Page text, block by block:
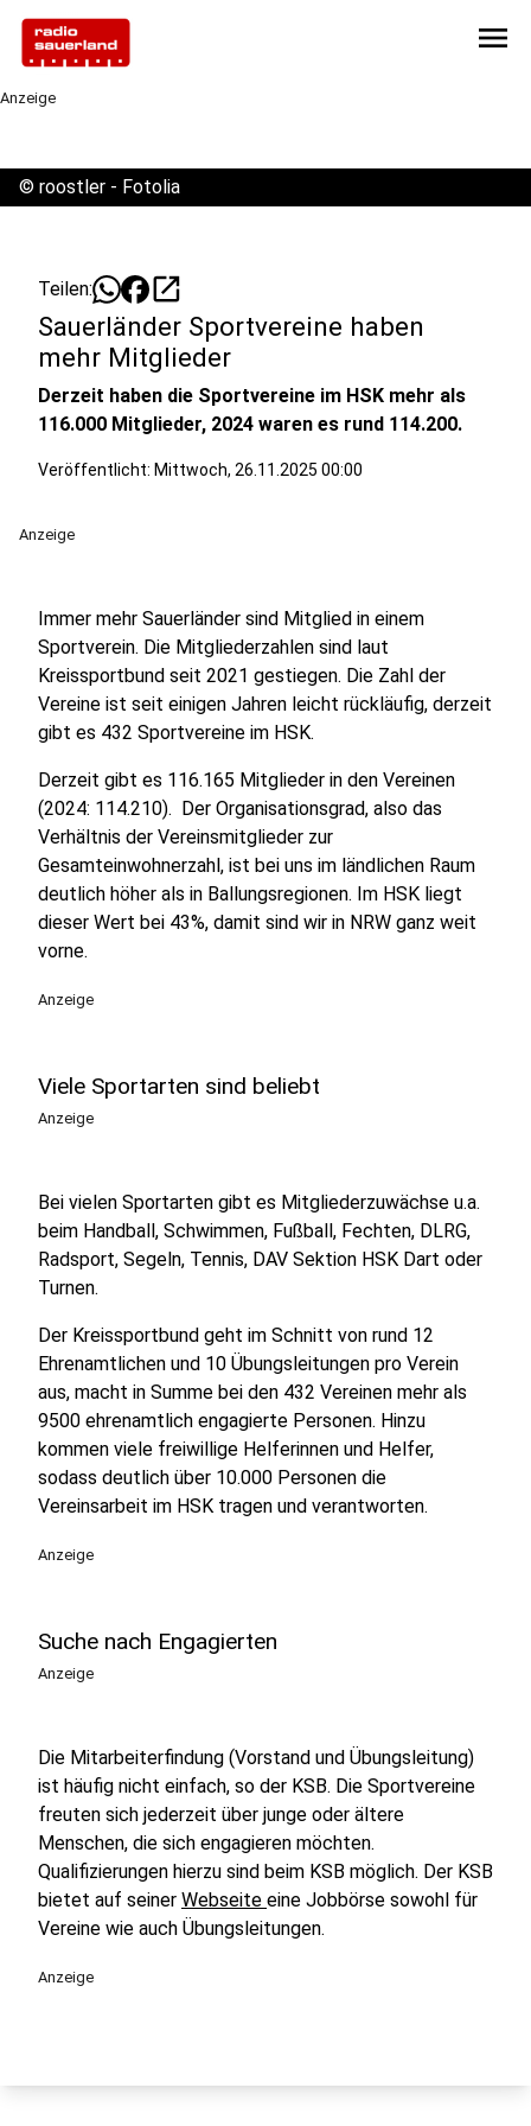
menu
Anzeige
© roostler - Fotolia
Teilen: open_in_new
Sauerländer Sportvereine haben
mehr Mitglieder
Derzeit haben die Sportvereine im HSK mehr als
116.000 Mitglieder, 2024 waren es rund 114.200.
Veröffentlicht: Mittwoch, 26.11.2025 00:00
Anzeige
Immer mehr Sauerländer sind Mitglied in einem
Sportverein. Die Mitgliederzahlen sind laut
Kreissportbund seit 2021 gestiegen. Die Zahl der
Vereine ist seit einigen Jahren leicht rückläufig, derzeit
gibt es 432 Sportvereine im HSK.
Derzeit gibt es 116.165 Mitglieder in den Vereinen
(2024: 114.210). Der Organisationsgrad, also das
Verhältnis der Vereinsmitglieder zur
Gesamteinwohnerzahl, ist bei uns im ländlichen Raum
deutlich höher als in Ballungsregionen. Im HSK liegt
dieser Wert bei 43%, damit sind wir in NRW ganz weit
vorne.
Anzeige
Viele Sportarten sind beliebt
Anzeige
Bei vielen Sportarten gibt es Mitgliederzuwächse u.a.
beim Handball, Schwimmen, Fußball, Fechten, DLRG,
Radsport, Segeln, Tennis, DAV Sektion HSK Dart oder
Turnen.
Der Kreissportbund geht im Schnitt von rund 12
Ehrenamtlichen und 10 Übungsleitungen pro Verein
aus, macht in Summe bei den 432 Vereinen mehr als
9500 ehrenamtlich engagierte Personen. Hinzu
kommen viele freiwillige Helferinnen und Helfer,
sodass deutlich über 10.000 Personen die
Vereinsarbeit im HSK tragen und verantworten.
Anzeige
Suche nach Engagierten
Anzeige
Die Mitarbeiterfindung (Vorstand und Übungsleitung)
ist häufig nicht einfach, so der KSB. Die Sportvereine
freuten sich jederzeit über junge oder ältere
Menschen, die sich engagieren möchten.
Qualifizierungen hierzu sind beim KSB möglich. Der KSB
bietet auf seiner Webseite eine Jobbörse sowohl für
Vereine wie auch Übungsleitungen.
Anzeige